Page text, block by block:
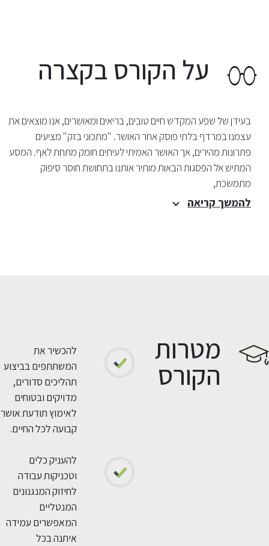
על הקורס בקצרה
בעידן של שפע המקדש חיים טובים, בריאים ומאושרים, אנו מוצאים את
עצמנו במרדף בלתי פוסק אחר האושר. "מתכוני בזק" מציעים
פתרונות מהירים, אך האושר האמיתי לעיתים חומק מתחת לאף. המסע
המתיש אל הפסגות הבאות מותיר אותנו בתחושת חוסר סיפוק
מתמשכת,
להמשך קריאה
מטרות
הקורס
להכשיר את
המשתתפים בביצוע
תהליכים סדורים,
מדויקים ובטוחים
לאימוץ תודעת אושר
קבועה לכל החיים.
להעניק כלים
וטכניקות עבודה
לחיזוק המנגנונים
המנטליים
המאפשרים עמידה
איתנה בכל